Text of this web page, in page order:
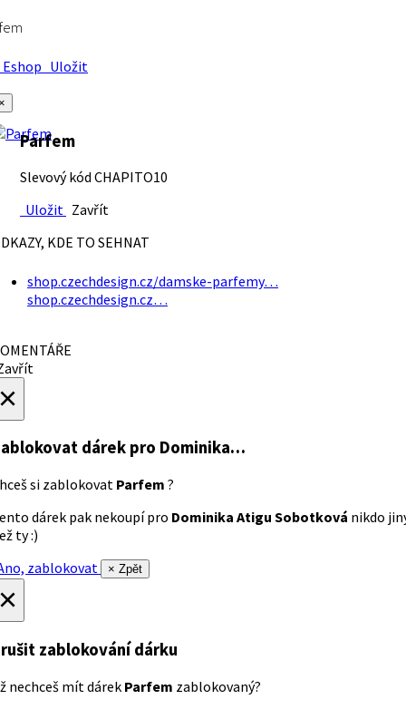
Uložit
Parfem
Slevový kód CHAPITO10
Uložit Zavřít
KDE TO SEHNAT
shop.czechdesign.cz/damske-parfemy…
shop.czechdesign.cz…
dárek pro Dominika…
si zablokovat Parfem ?
dárek pak nekoupí pro Dominika Atigu Sobotková nikdo
ty :)
zablokovat
× Zpět
zablokování dárku
nechceš mít dárek Parfem zablokovaný?